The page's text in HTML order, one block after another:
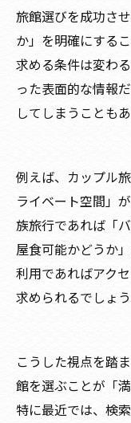
旅館選びを成功さ
か」を明確にする
求める条件は変わ
った表面的な情報
してしまうこともあ
例えば、カップル
ライベート空間」
族旅行であれば「
屋食可能かどうか
利用であればアク
求められるでしょう
こうした視点を踏
館を選ぶことが「
特に最近では、検